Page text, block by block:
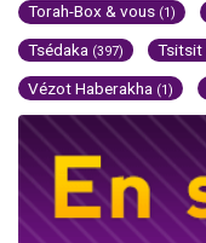
Torah-Box & vous (1)
Tsédaka (397) Tsitsit
Vézot Haberakha (1)